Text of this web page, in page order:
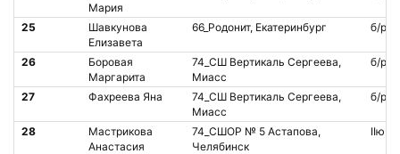
Мария
25
Шавкунова
Елизавета
66_Родонит, Екатеринбург б/р
26
Боровая
Маргарита
74_СШ Вертикаль Сергеева,
Миасс
б/р
27 Фахреева Яна
74_СШ Вертикаль Сергеева,
Миасс
б/р
28
Мастрикова
Анастасия
74_СШОР № 5 Астапова,
Челябинск
IIю